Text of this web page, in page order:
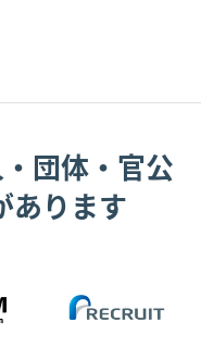
団体・官公
あります